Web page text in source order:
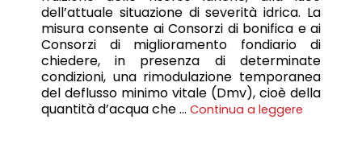
dell’attuale situazione di severità idrica. La
misura consente ai Consorzi di bonifica e ai
Consorzi di miglioramento fondiario di
chiedere, in presenza di determinate
condizioni, una rimodulazione temporanea
del deflusso minimo vitale (Dmv), cioè della
quantità d’acqua che … Continua a leggere